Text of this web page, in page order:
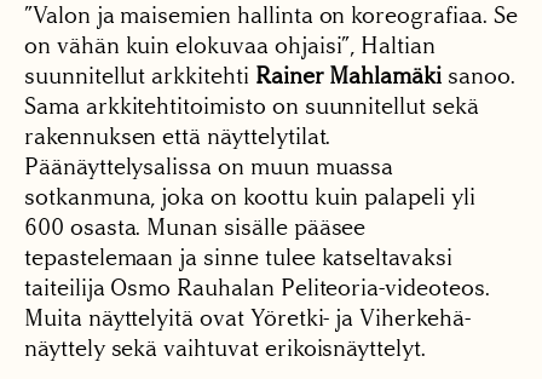
”Valon ja maisemien hallinta on koreografiaa. Se
on vähän kuin elokuvaa ohjaisi”, Haltian
suunnitellut arkkitehti Rainer Mahlamäki sanoo.
Sama arkkitehtitoimisto on suunnitellut sekä
rakennuksen että näyttelytilat.
Päänäyttelysalissa on muun muassa
sotkanmuna, joka on koottu kuin palapeli yli
600 osasta. Munan sisälle pääsee
tepastelemaan ja sinne tulee katseltavaksi
taiteilija Osmo Rauhalan Peliteoria-videoteos.
Muita näyttelyitä ovat Yöretki- ja Viherkehä-
näyttely sekä vaihtuvat erikoisnäyttelyt.